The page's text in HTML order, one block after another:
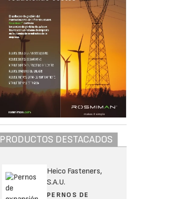
PRODUCTOS DESTACADOS
Heico Fasteners,
S.A.U.
PERNOS DE